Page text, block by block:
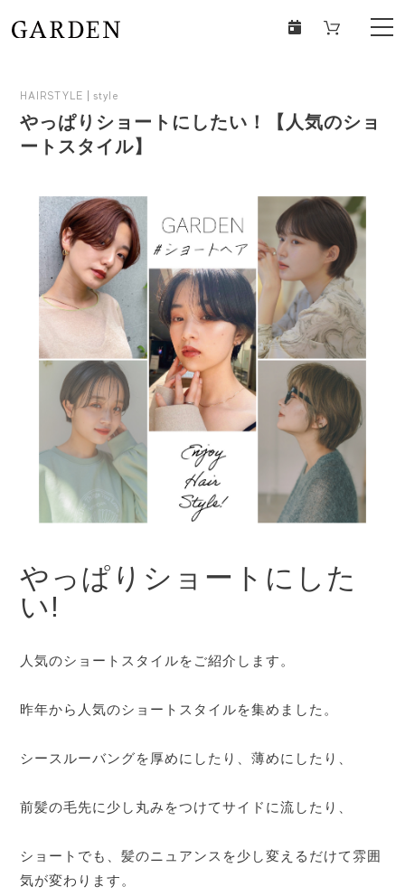
HAIRSTYLE style
やっぱりショートにしたい！【人気のショ
ートスタイル】
やっぱりショートにした
い!
人気のショートスタイルをご紹介します。
昨年から人気のショートスタイルを集めました。
シースルーバングを厚めにしたり、薄めにしたり、
前髪の毛先に少し丸みをつけてサイドに流したり、
ショートでも、髪のニュアンスを少し変えるだけて雰囲
気が変わります。